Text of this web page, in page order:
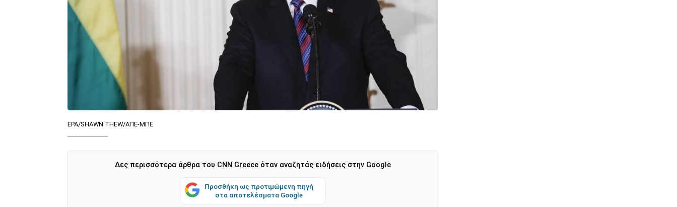
EPA/SHAWN THEW/ΑΠΕ-ΜΠΕ
Δες περισσότερα άρθρα του CNN Greece όταν αναζητάς ειδήσεις στην Google
Προσθήκη ως προτιμώμενη πηγή
στα αποτελέσματα Google